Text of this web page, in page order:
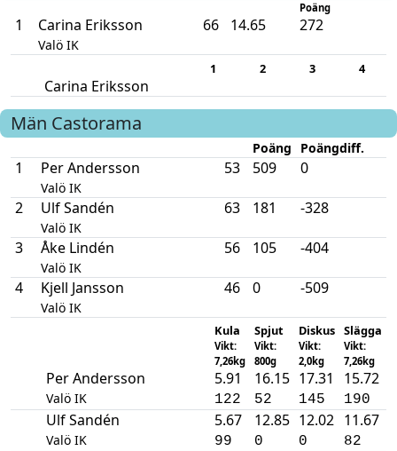
Poäng
1 Carina Eriksson
Valö IK
66 14.65 272
1 2 3 4
Carina Eriksson
Män Castorama
Poäng Poängdiff.
1 Per Andersson
Valö IK
53 509 0
2 Ulf Sandén
Valö IK
63 181 -328
3 Åke Lindén
Valö IK
56 105 -404
4 Kjell Jansson
Valö IK
46 0 -509
Kula
Vikt:
7,26kg
Spjut
Vikt:
800g
Diskus
Vikt:
2,0kg
Slägga
Vikt:
7,26kg
Per Andersson
Valö IK
5.91
122
16.15
52
17.31
145
15.72
190
Ulf Sandén
Valö IK
5.67
99
12.85
0
12.02
0
11.67
82